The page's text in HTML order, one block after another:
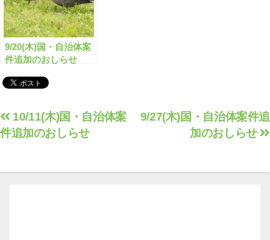
9/20(木)国・自治体案
件追加のおしらせ
投
稿
ビ
9/27(木)国・自治体案件追
加のおしらせ
10/11(木)国・自治体案
件追加のおしらせ